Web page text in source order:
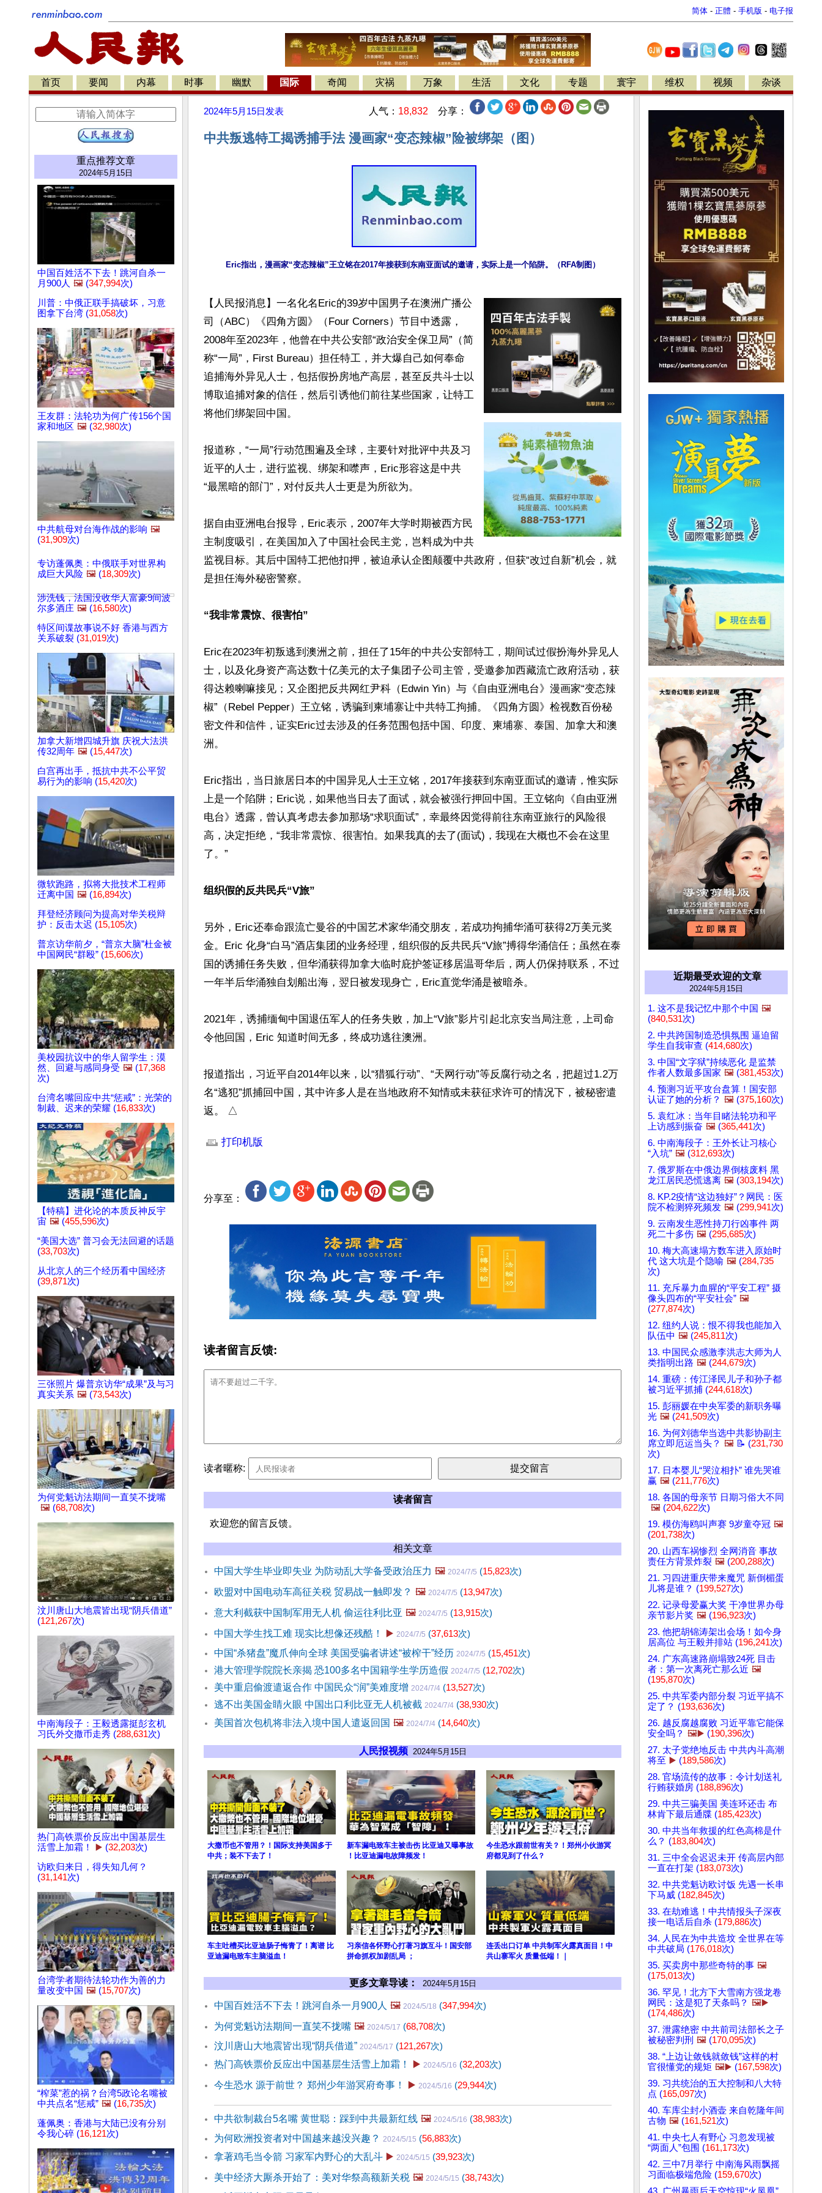
简体 - 正體 - 手机版 - 电子报
首页 要闻 内幕 时事 幽默 国际 奇闻 灾祸 万象 生活 文化 专题 寰宇 维权 视频 杂谈
重点推荐文章
2024年5月15日
中国百姓活不下去！跳河自杀一
月900人 🖼️ (347,994次)
川普：中俄正联手搞破坏，习意
图拿下台湾 (31,058次)
王友群：法轮功为何广传156个国
家和地区 🖼️ (32,980次)
中共航母对台海作战的影响 🖼️
(31,909次)
专访蓬佩奥：中俄联手对世界构
成巨大风险 🖼️ (18,309次)
涉洗钱，法国没收华人富豪9间波
尔多酒庄 🖼️ (16,580次)
特区间谍故事说不好 香港与西方
关系破裂 (31,019次)
加拿大新增四城升旗 庆祝大法洪
传32周年 🖼️ (15,447次)
白宫再出手，抵抗中共不公平贸
易行为的影响 (15,420次)
微软跑路，拟将大批技术工程师
迁离中国 🖼️ (16,894次)
拜登经济顾问为提高对华关税辩
护：反击太迟 (15,105次)
普京访华前夕，“普京大脑”杜金被
中国网民“群殴” (15,606次)
美校园抗议中的华人留学生：漠
然、回避与感同身受 🖼️ (17,368
次)
台湾名嘴回应中共“惩戒”：光荣的
制裁、迟来的荣耀 (16,833次)
【特稿】进化论的本质反神反宇
宙 🖼️ (455,596次)
“美国大选” 普习会无法回避的话题
(33,703次)
从北京人的三个经历看中国经济
(39,871次)
三张照片 爆普京访华“成果”及与习
真实关系 🖼️ (73,543次)
为何党魁访法期间一直笑不拢嘴
🖼️ (68,708次)
汶川唐山大地震皆出现“阴兵借道”
(121,267次)
中南海段子：王毅透露挺彭玄机
习氏外交撒币走秀 (288,631次)
热门高铁票价反应出中国基层生
活雪上加霜！
▶️ (32,203次)
访欧归来日，得失知几何？
(31,141次)
台湾学者期待法轮功作为善的力
量改变中国 🖼️ (15,707次)
“榨菜”惹的祸？台湾5政论名嘴被
中共点名“惩戒” 🖼️ (16,735次)
蓬佩奥：香港与大陆已没有分别
令我心碎 (16,121次)
2024年5月15日 发表 人气： 18,832 分享：
中共叛逃特工揭诱捕手法 漫画家“变态辣椒”险被绑架（图）
Eric指出，漫画家“变态辣椒”王立铭在2017年接获到东南亚面试的邀请，实际上是一个陷阱。（RFA制图）
【人民报消息】一名化名Eric的39岁中国男子在澳洲广播公
司（ABC）《四角方圆》（Four Corners）节目中透露，
2008年至2023年，他曾在中共公安部“政治安全保卫局”（简
称“一局”，First Bureau）担任特工，并大爆自己如何奉命
追捕海外异见人士，包括假扮房地产高层，甚至反共斗士以
博取追捕对象的信任，然后引诱他们前往某些国家，让特工
将他们绑架回中国。
报道称，“一局”行动范围遍及全球，主要针对批评中共及习
近平的人士，进行监视、绑架和噤声，Eric形容这是中共
“最黑暗的部门”，对付反共人士更是为所欲为。
据自由亚洲电台报导，Eric表示，2007年大学时期被西方民
主制度吸引，在美国加入了中国社会民主党，岂料成为中共
监视目标。其后中国特工把他扣押，被迫承认企图颠覆中共政府，但获“改过自新”机会，就
是担任海外秘密警察。
“我非常震惊、很害怕”
Eric在2023年初叛逃到澳洲之前，担任了15年的中共公安部特工，期间试过假扮海外异见人
士，以及化身资产高达数十亿美元的太子集团子公司主管，受邀参加西藏流亡政府活动，获
得达赖喇嘛接见；又企图把反共网红尹科（Edwin Yin）与《自由亚洲电台》漫画家“变态辣
椒”（Rebel Pepper）王立铭，诱骗到柬埔寨让中共特工拘捕。《四角方圆》检视数百份秘
密文件和信件，证实Eric过去涉及的任务范围包括中国、印度、柬埔寨、泰国、加拿大和澳
洲。
Eric指出，当日旅居日本的中国异见人士王立铭，2017年接获到东南亚面试的邀请，惟实际
上是一个陷阱；Eric说，如果他当日去了面试，就会被强行押回中国。王立铭向《自由亚洲
电台》透露，曾认真考虑去参加那场“求职面试”，幸最终因觉得前往东南亚旅行的风险很
高，决定拒绝，“我非常震惊、很害怕。如果我真的去了(面试)，我现在大概也不会在这里
了。”
组织假的反共民兵“V旅”
另外，Eric还奉命跟流亡曼谷的中国艺术家华涌交朋友，若成功拘捕华涌可获得2万美元奖
金。Eric 化身“白马”酒店集团的业务经理，组织假的反共民兵“V旅”搏得华涌信任；虽然在泰
国的诱捕任务失败，但华涌获得加拿大临时庇护签证移居温哥华后，两人仍保持联系，不过
一年半后华涌独自划船出海，翌日被发现身亡，Eric直觉华涌是被暗杀。
2021年，诱捕缅甸中国退伍军人的任务失败，加上“V旅”影片引起北京安当局注意，上司命
令他回国，Eric 知道时间无多，终成功逃往澳洲。
报道指出，习近平自2014年以来，以“猎狐行动”、“天网行动”等反腐行动之名，把超过1.2万
名“逃犯”抓捕回中国，其中许多人是在当地政府不知情或未获征求许可的情况下，被秘密遣
返。 △
打印机版
分享至：
读者留言反馈:
读者暱称:
读者留言
欢迎您的留言反馈。
相关文章
中国大学生毕业即失业 为防动乱大学备受政治压力 🖼️ 2024/7/5 (15,823次)
欧盟对中国电动车高征关税 贸易战一触即发？ 🖼️ 2024/7/5 (13,947次)
意大利截获中国制军用无人机 偷运往利比亚 🖼️ 2024/7/5 (13,915次)
中国大学生找工难 现实比想像还残酷！
▶️ 2024/7/5 (37,613次)
中国“杀猪盘”魔爪伸向全球 美国受骗者讲述“被榨干”经历 2024/7/5 (15,451次)
港大管理学院院长亲揭 恐100多名中国籍学生学历造假 2024/7/5 (12,702次)
美中重启偷渡遣返合作 中国民众“润”美难度增 2024/7/4 (13,527次)
逃不出美国金睛火眼 中国出口利比亚无人机被截 2024/7/4 (38,930次)
美国首次包机将非法入境中国人遣返回国 🖼️ 2024/7/4 (14,640次)
人民报视频 2024年5月15日
大撒币也不管用？！国际支持美国多于
中共；装不下去了！
新车漏电致车主被击伤 比亚迪又曝事故
！比亚迪漏电故障频发！
今生恐水跟前世有关？！郑州小伙游冥
府都见到了什么？
车主吐槽买比亚迪肠子悔青了！离谱 比
亚迪漏电致车主脑溢血！
习亲信各怀野心打著习旗互斗！国安部
拼命抓权加剧乱局 ；
连丢出口订单 中共制军火露真面目！中
共山寨军火 质量低端！｜
更多文章导读： 2024年5月15日
中国百姓活不下去！跳河自杀一月900人 🖼️ 2024/5/18 (347,994次)
为何党魁访法期间一直笑不拢嘴 🖼️ 2024/5/17 (68,708次)
汶川唐山大地震皆出现“阴兵借道” 2024/5/17 (121,267次)
热门高铁票价反应出中国基层生活雪上加霜！
▶️ 2024/5/16 (32,203次)
今生恐水 源于前世？ 郑州少年游冥府奇事！
▶️ 2024/5/16 (29,944次)
中共欲制裁台5名嘴 黄世聪：踩到中共最新红线 🖼️ 2024/5/16 (38,983次)
为何欧洲投资者对中国越来越没兴趣？ 2024/5/15 (56,883次)
拿著鸡毛当令箭 习家军内野心的大乱斗 ▶️ 2024/5/15 (39,923次)
美中经济大厮杀开始了：美对华祭高额新关税 🖼️ 2024/5/15 (38,743次)
近期最受欢迎的文章
2024年5月15日
1. 这不是我记忆中那个中国 🖼️
(840,531次)
2. 中共跨国制造恐惧氛围 逼迫留
学生自我审查 (414,680次)
3. 中国“文字狱”持续恶化 是监禁
作者人数最多国家 🖼️ (381,453次)
4. 预测习近平攻台盘算！国安部
认证了她的分析？ 🖼️ (375,160次)
5. 袁红冰：当年目睹法轮功和平
上访感到振奋 🖼️ (365,441次)
6. 中南海段子：王外长让习核心
“入坑” 🖼️ (312,693次)
7. 俄罗斯在中俄边界倒核废料 黑
龙江居民恐慌逃离 🖼️ (303,194次)
8. KP.2疫情“这边独好”？网民：医
院不检测猝死频发 🖼️ (299,941次)
9. 云南发生恶性持刀行凶事件 两
死二十多伤 🖼️ (295,685次)
10. 梅大高速塌方数车进入原始时
代 这大坑是个隐喻 🖼️ (284,735
次)
11. 充斥暴力血腥的“平安工程” 摄
像头四布的“平安社会” 🖼️
(277,874次)
12. 纽约人说：恨不得我也能加入
队伍中 🖼️ (245,811次)
13. 中国民众感激李洪志大师为人
类指明出路 🖼️ (244,679次)
14. 重磅：传江泽民儿子和孙子都
被习近平抓捕 (244,618次)
15. 彭丽媛在中央军委的新职务曝
光 🖼️ (241,509次)
16. 为何刘德华当选中共影协副主
席立即厄运当头？ 🖼️ 📝 (231,730
次)
17. 日本婴儿“哭泣相扑” 谁先哭谁
赢 🖼️ (211,776次)
18. 各国的母亲节 日期习俗大不同
🖼️ (204,622次)
19. 模仿海鸥叫声赛 9岁童夺冠 🖼️
(201,738次)
20. 山西车祸惨烈 全网消音 事故
责任方背景炸裂 🖼️ (200,288次)
21. 习四进重庆带来魔咒 新倒楣蛋
儿将是谁？ (199,527次)
22. 记录母爱赢大奖 干净世界办母
亲节影片奖 🖼️ (196,923次)
23. 他把胡锦涛架出会场！如今身
居高位 与王毅并排站 (196,241次)
24. 广东高速路崩塌致24死 目击
者：第一次离死亡那么近 🖼️
(195,870次)
25. 中共军委内部分裂 习近平搞不
定了？ (193,636次)
26. 越反腐越腐败 习近平靠它能保
安全吗？ 🖼️▶️ (190,396次)
27. 太子党绝地反击 中共内斗高潮
将至 ▶️ (189,586次)
28. 官场流传的故事：令计划送礼
行贿获婚房 (188,896次)
29. 中共三骗美国 美连环还击 布
林肯下最后通牒 (185,423次)
30. 中共当年救援的红色高棉是什
么？ (183,804次)
31. 三中全会迟迟未开 传高层内部
一直在打架 (183,073次)
32. 中共党魁访欧讨饭 先遇一长串
下马威 (182,845次)
33. 在劫难逃！中共情报头子深夜
接一电话后自杀 (179,886次)
34. 人民在为中共造坟 全世界在等
中共破局 (176,018次)
35. 买卖房中那些奇特的事 🖼️
(175,013次)
36. 罕见！北方下大雪南方强龙卷
网民：这是犯了天条吗？ 🖼️▶️
(174,486次)
37. 泄露绝密 中共前司法部长之子
被秘密判刑 🖼️ (170,095次)
38. “上边让敛钱就敛钱”这样的村
官很懂党的规矩 🖼️▶️ (167,598次)
39. 习共统治的五大控制和八大特
点 (165,097次)
40. 车库尘封小酒壶 来自乾隆年间
古物 🖼️ (161,521次)
41. 中央七人有野心 习忽发现被
“两面人”包围 (161,173次)
42. 三中7月举行 中南海风雨飘摇
习面临极端危险 (159,670次)
43. 广州暴雨后天空惊现“火凤凰”